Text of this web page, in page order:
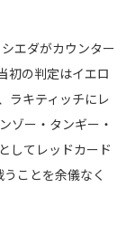
エダがカウンター
初の判定はイエロ
ラキティッチにレ
ゾー・タンギー・
してレッドカード
ことを余儀なく